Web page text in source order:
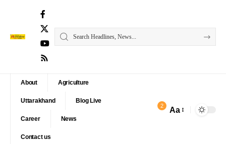
About Agriculture
Uttarakhand Blog Live
Career News
Contact us
2 Aa